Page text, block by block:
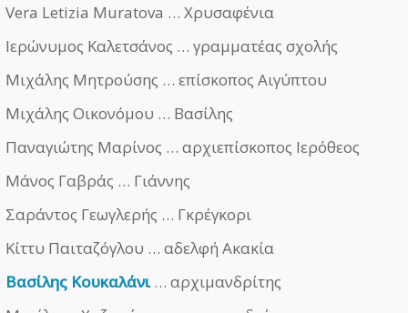
Vera Letizia Muratova … Χρυσαφένια
Ιερώνυμος Καλετσάνος … γραμματέας σχολής
Μιχάλης Μητρούσης … επίσκοπος Αιγύπτου
Μιχάλης Οικονόμου … Βασίλης
Παναγιώτης Μαρίνος … αρχιεπίσκοπος Ιερόθεος
Μάνος Γαβράς … Γιάννης
Σαράντος Γεωγλερής … Γκρέγκορι
Κίττυ Παιταζόγλου … αδελφή Ακακία
Βασίλης Κουκαλάνι… αρχιμανδρίτης